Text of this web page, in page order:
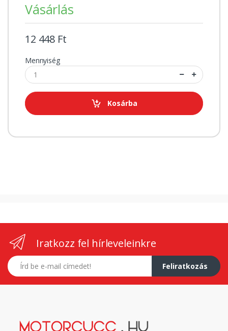
Vásárlás
12 448 Ft
Mennyiség
Kosárba
Iratkozz fel hírleveleinkre
E-mail címed
Feliratkozás